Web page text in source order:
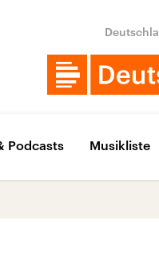
Podcasts Musikliste